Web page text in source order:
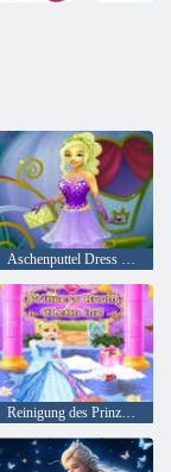
Aschenputtel Dress Up Mode Nova
Reinigung des Prinzessinnenzimmers